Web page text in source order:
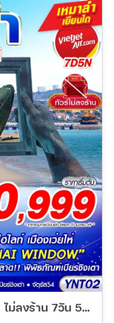
ทัวร์จีน บินลงเยียนไถ - เว่ยไห่ - ชิงเต่า ไม่ลงร้าน 7วัน 5คืน (VZ)